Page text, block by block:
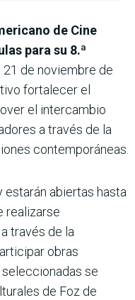
de Cine
para su 8.ª
21 de noviembre de
fortalecer el
el intercambio
a través de la
contemporáneas.
abiertas hasta
realizarse
través de la
obras
se
de Foz de